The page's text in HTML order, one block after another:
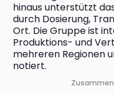
hinaus unterstützt
durch Dosierung,
Ort. Die Gruppe ist
Produktions- und
mehreren Regionen
notiert.